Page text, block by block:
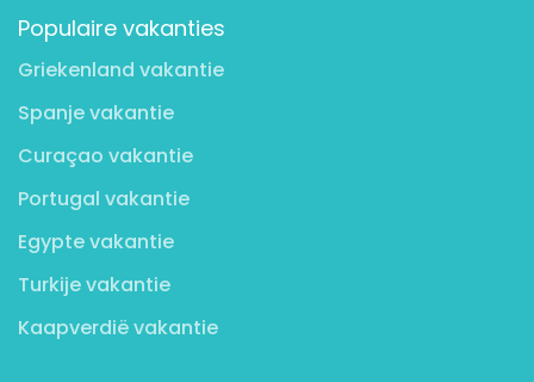
Populaire vakanties
Griekenland vakantie
Spanje vakantie
Curaçao vakantie
Portugal vakantie
Egypte vakantie
Turkije vakantie
Kaapverdië vakantie